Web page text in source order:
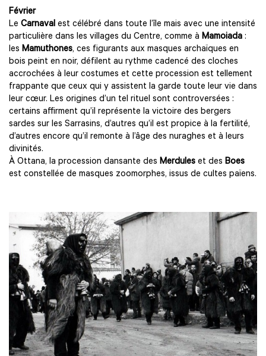
Février
Le Carnaval est célébré dans toute l’île mais avec une intensité
particulière dans les villages du Centre, comme à Mamoiada :
les Mamuthones, ces figurants aux masques archaïques en
bois peint en noir, défilent au rythme cadencé des cloches
accrochées à leur costumes et cette procession est tellement
frappante que ceux qui y assistent la garde toute leur vie dans
leur cœur. Les origines d’un tel rituel sont controversées :
certains affirment qu’il représente la victoire des bergers
sardes sur les Sarrasins, d’autres qu’il est propice à la fertilité,
d’autres encore qu’il remonte à l’âge des nuraghes et à leurs
divinités.
À Ottana, la procession dansante des Merdules et des Boes
est constellée de masques zoomorphes, issus de cultes païens.